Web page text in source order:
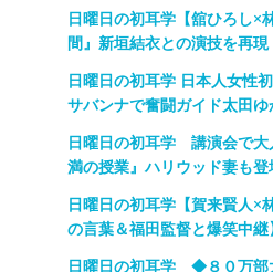
日曜日の初耳学【舘ひろし
間』新垣結衣との演技を再現
日曜日の初耳学 日本人女性
サバンナで奮闘ガイド太田ゆ
日曜日の初耳学 講演会で大
満の授業』ハリウッド妻も登
日曜日の初耳学【賀来賢人
の言葉＆福田監督と爆笑中継
日曜日の初耳学 ◆８０万部